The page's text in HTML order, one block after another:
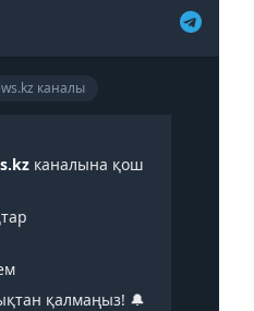
каналы
каналына қош
қалмаңыз! 🔔